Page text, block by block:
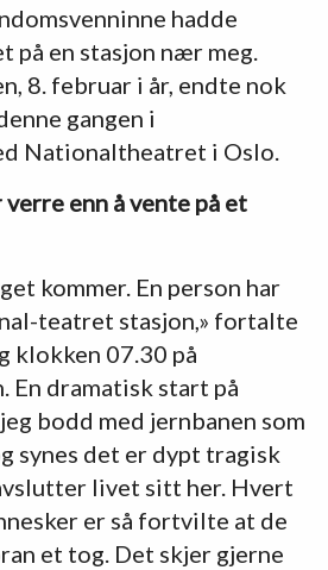
hadde
på en stasjon nær meg.
8. februar i år, endte nok
gangen i
Nationaltheatret i Oslo.
enn å vente på et
kommer. En person har
teatret stasjon,» fortalte
klokken 07.30 på
En dramatisk start på
bodd med jernbanen som
synes det er dypt tragisk
livet sitt her. Hvert
er så fortvilte at de
et tog. Det skjer gjerne